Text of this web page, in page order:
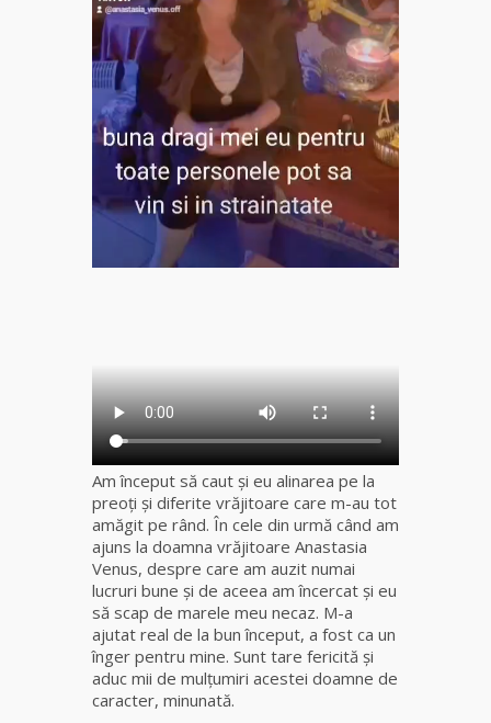
Vrăjitoarea
Morgana,
maestra
magiei
negre
Vrăjitoarea
Ierusalim
Am început să caut şi eu alinarea pe la
preoţi şi diferite vrăjitoare care m-au tot
amăgit pe rând. În cele din urmă când am
ajuns la doamna vrăjitoare Anastasia
Venus, despre care am auzit numai
lucruri bune şi de aceea am încercat și eu
să scap de marele meu necaz. M-a
ajutat real de la bun început, a fost ca un
înger pentru mine. Sunt tare fericită şi
aduc mii de mulţumiri acestei doamne de
caracter, minunată.